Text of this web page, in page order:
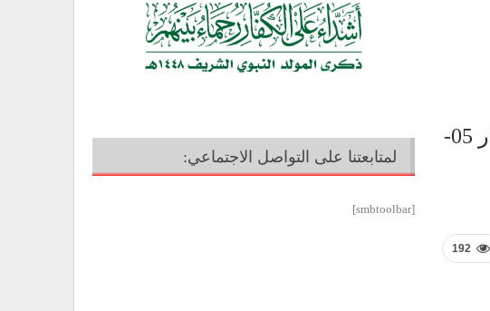
شاهد| تشييع عدد من شهداء الجيش اليمني واللجان الشعبية بمحافظة ذمار 05-
192
لمتابعتنا على التواصل الاجتماعي:
[smbtoolbar]